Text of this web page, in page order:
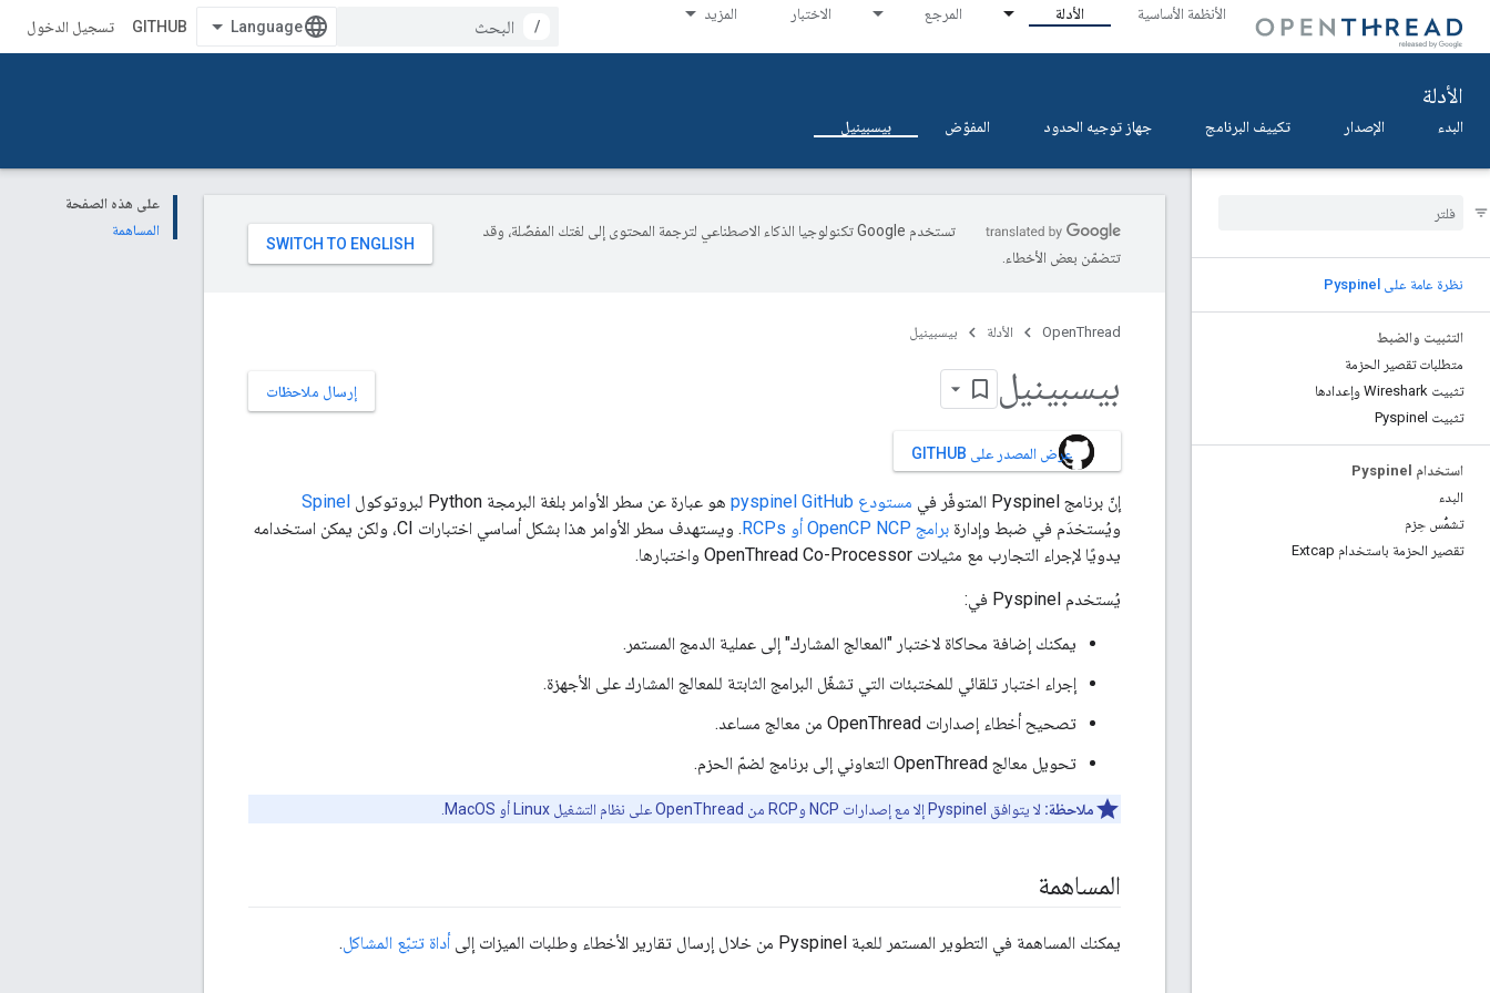
الأنظمة الأساسية الأدلة المرجع الاختبار المزيد
/
GITHUB تسجيل الدخول
الأدلة
البدء الإصدار تكييف البرنامج جهاز توجيه الحدود المفوّض بيسبينيل
نظرة عامة على Pyspinel
التثبيت والضبط
متطلبات تقصير الحزمة
تثبيت Wireshark وإعدادها
تثبيت Pyspinel
استخدام Pyspinel
البدء
تشمُّس حِزم
تقصير الحزمة باستخدام Extcap
على هذه الصفحة
المساهمة
تستخدم Google تكنولوجيا الذكاء الاصطناعي لترجمة المحتوى إلى لغتك المفضّلة، وقد
تتضمّن بعض الأخطاء.
OpenThread الأدلة بيسبينيل
إرسال ملاحظات بيسبينيل
عرض المصدر على GITHUB
إنّ برنامج Pyspinel المتوفّر في مستودع pyspinel GitHub هو عبارة عن سطر الأوامر بلغة البرمجة Python لبروتوكول
Spinel
ويُستخدَم في ضبط وإدارة برامج OpenCP NCP أو RCPs
. ويستهدف سطر الأوامر هذا بشكل أساسي اختبارات CI، ولكن يمكن استخدامه
يدويًا لإجراء التجارب مع مثيلات OpenThread Co-Processor واختبارها.
يُستخدم Pyspinel في:
يمكنك إضافة محاكاة لاختبار "المعالج المشارك" إلى عملية الدمج المستمر.
إجراء اختبار تلقائي للمختبئات التي تشغّل البرامج الثابتة للمعالج المشارك على الأجهزة.
تصحيح أخطاء إصدارات OpenThread من معالج مساعد.
تحويل معالج OpenThread التعاوني إلى برنامج لضمّ الحزم.
ملاحظة: لا يتوافق Pyspinel إلا مع إصدارات NCP وRCP من OpenThread على نظام التشغيل Linux أو MacOS.
المساهمة
يمكنك المساهمة في التطوير المستمر للعبة Pyspinel من خلال إرسال تقارير الأخطاء وطلبات الميزات إلى أداة تتبّع المشاكل.